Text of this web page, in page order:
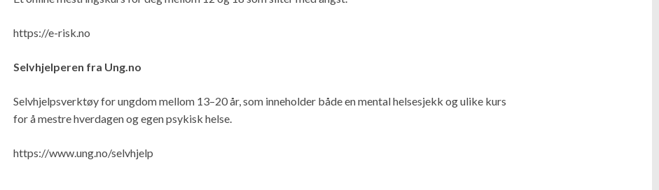
https://e-risk.no
Selvhjelperen fra Ung.no
Selvhjelpsverktøy for ungdom mellom 13–20 år, som inneholder både en mental helsesjekk og ulike kurs
for å mestre hverdagen og egen psykisk helse.
https://www.ung.no/selvhjelp